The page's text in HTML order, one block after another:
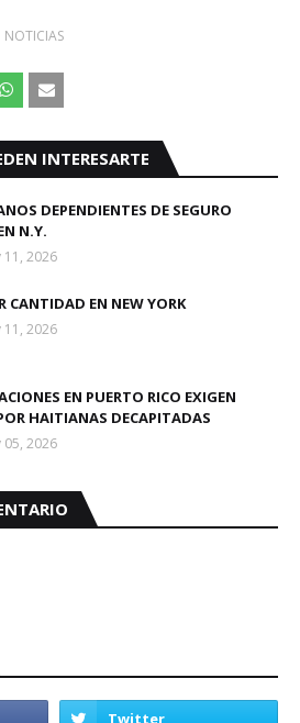
NOTICIAS
INTERESARTE
DEPENDIENTES DE SEGURO
N.Y.
11, 2026
CANTIDAD EN NEW YORK
11, 2026
EN PUERTO RICO EXIGEN
HAITIANAS DECAPITADAS
05, 2026